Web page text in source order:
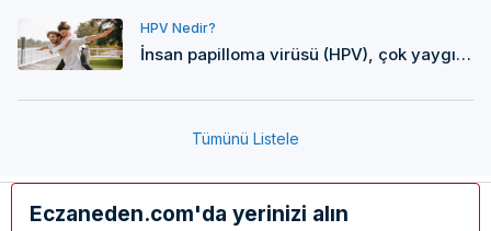
HPV Nedir?
İnsan papilloma virüsü (HPV), çok yaygın bir virüs grubunun adıdır. Çoğu insanda herhangi bir soruna neden olmaz ancak bazı türleri genital siğil veya kansere neden olabilir.
Tümünü Listele
Eczaneden.com'da yerinizi alın